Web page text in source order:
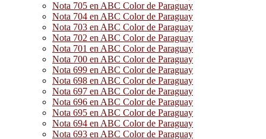
Nota 705 en ABC Color de Paraguay
Nota 704 en ABC Color de Paraguay
Nota 703 en ABC Color de Paraguay
Nota 702 en ABC Color de Paraguay
Nota 701 en ABC Color de Paraguay
Nota 700 en ABC Color de Paraguay
Nota 699 en ABC Color de Paraguay
Nota 698 en ABC Color de Paraguay
Nota 697 en ABC Color de Paraguay
Nota 696 en ABC Color de Paraguay
Nota 695 en ABC Color de Paraguay
Nota 694 en ABC Color de Paraguay
Nota 693 en ABC Color de Paraguay